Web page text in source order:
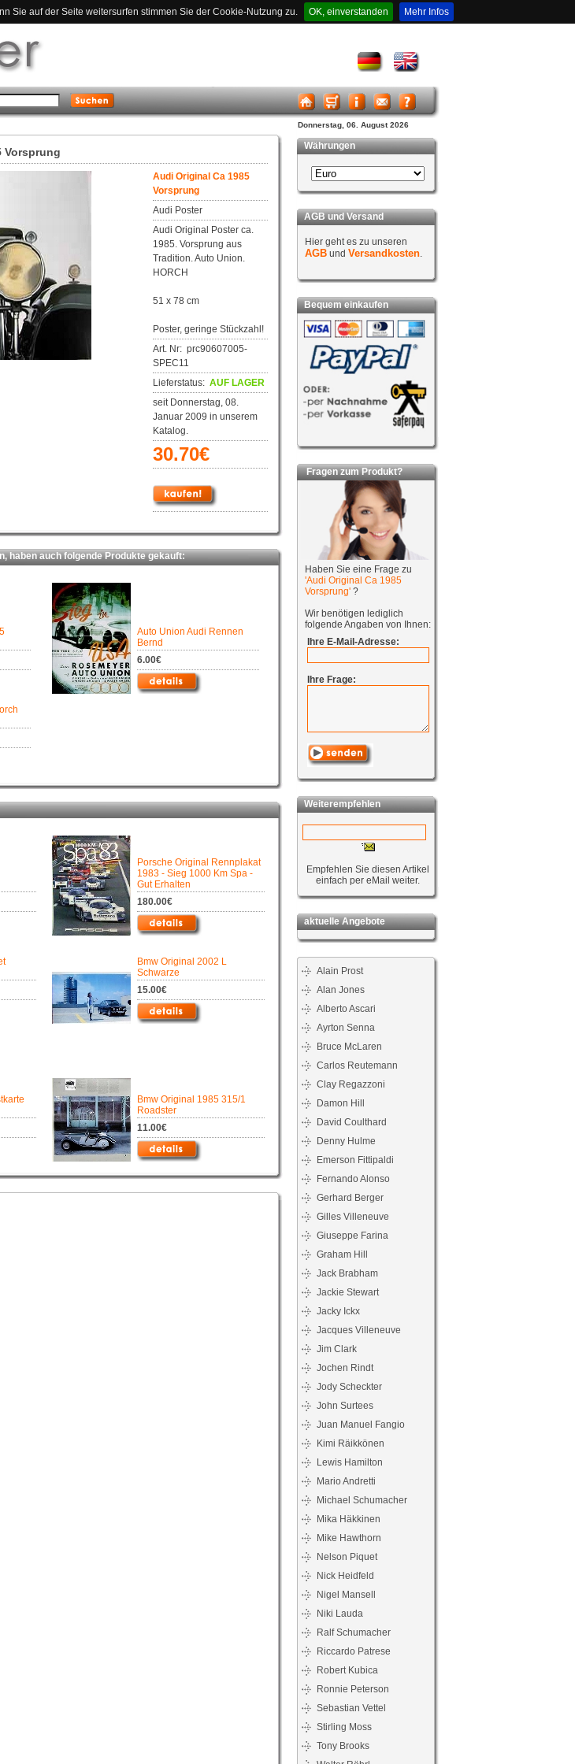
Sie auf der Seite weitersurfen stimmen Sie der Cookie-Nutzung zu. OK, einverstanden Mehr Infos
Donnerstag, 06. August 2026
Vorsprung
Audi Original Ca 1985
Vorsprung
Audi Poster
Audi Original Poster ca.
1985. Vorsprung aus
Tradition. Auto Union.
HORCH
51 x 78 cm
Poster, geringe Stückzahl!
Art. Nr: prc90607005-
SPEC11
Lieferstatus: AUF LAGER
seit Donnerstag, 08.
Januar 2009 in unserem
Katalog.
30.70€
haben auch folgende Produkte gekauft:
Auto Union Audi Rennen
Bernd
6.00€
Porsche Original Rennplakat
1983 - Sieg 1000 Km Spa -
Gut Erhalten
180.00€
Bmw Original 2002 L
Schwarze
15.00€
Bmw Original 1985 315/1
Roadster
11.00€
Währungen
AGB und Versand
Hier geht es zu unseren
AGB und Versandkosten.
Bequem einkaufen
Fragen zum Produkt?
Haben Sie eine Frage zu
'Audi Original Ca 1985
Vorsprung' ?
Wir benötigen lediglich
folgende Angaben von Ihnen:
Ihre E-Mail-Adresse:
Ihre Frage:
Weiterempfehlen
Empfehlen Sie diesen Artikel
einfach per eMail weiter.
aktuelle Angebote
Alain Prost
Alan Jones
Alberto Ascari
Ayrton Senna
Bruce McLaren
Carlos Reutemann
Clay Regazzoni
Damon Hill
David Coulthard
Denny Hulme
Emerson Fittipaldi
Fernando Alonso
Gerhard Berger
Gilles Villeneuve
Giuseppe Farina
Graham Hill
Jack Brabham
Jackie Stewart
Jacky Ickx
Jacques Villeneuve
Jim Clark
Jochen Rindt
Jody Scheckter
John Surtees
Juan Manuel Fangio
Kimi Räikkönen
Lewis Hamilton
Mario Andretti
Michael Schumacher
Mika Häkkinen
Mike Hawthorn
Nelson Piquet
Nick Heidfeld
Nigel Mansell
Niki Lauda
Ralf Schumacher
Riccardo Patrese
Robert Kubica
Ronnie Peterson
Sebastian Vettel
Stirling Moss
Tony Brooks